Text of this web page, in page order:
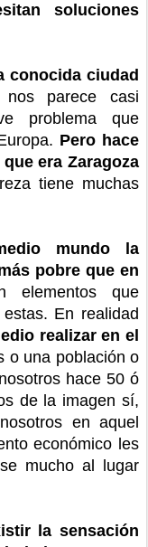
soluciones
conocida ciudad
parece casi
problema que
Pero hace
era Zaragoza
tiene muchas
mundo la
pobre que en
elementos que
En realidad
realizar en el
o una población o
hace 50 ó
de la imagen sí,
en aquel
económico les
mucho al lugar
la sensación